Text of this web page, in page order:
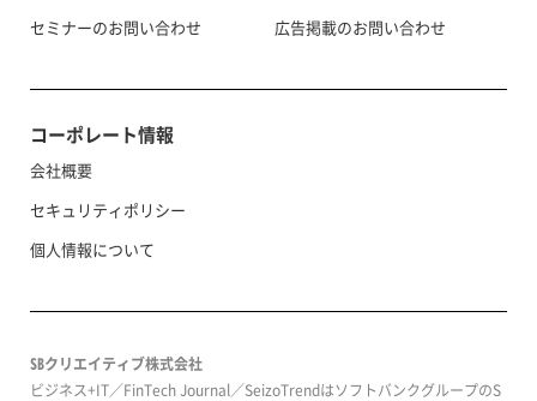
セミナーのお問い合わせ
広告掲載のお問い合わせ
コーポレート情報
会社概要
セキュリティポリシー
個人情報について
SBクリエイティブ株式会社
ビジネス+IT／FinTech Journal／SeizoTrendはソフトバンクグループのS